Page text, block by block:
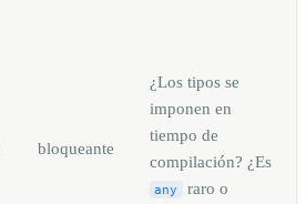
bloqueante
¿Los tipos se
imponen en
tiempo de
compilación? ¿Es
any
raro o